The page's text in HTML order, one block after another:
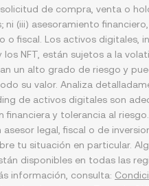
de compra, venta o
ni (iii) asesoramiento financiero,
o fiscal. Los activos digitales,
los NFT, están sujetos a la
un alto grado de riesgo y
su valor. Analiza
de activos digitales son
financiera y tolerancia al riesgo.
legal, fiscal o de
tu situación en particular.
disponibles en todas las
información, consulta: